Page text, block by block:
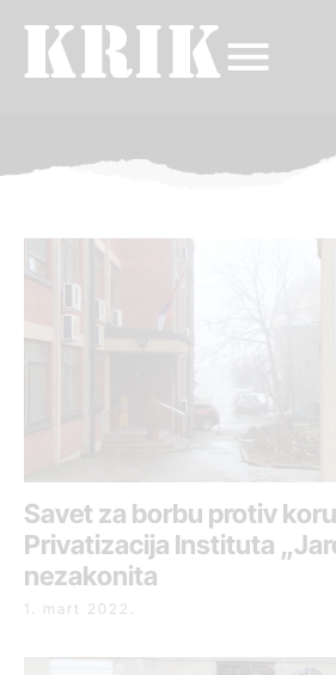
Savet za borbu protiv
Privatizacija Instituta
nezakonita
1. mart 2022.